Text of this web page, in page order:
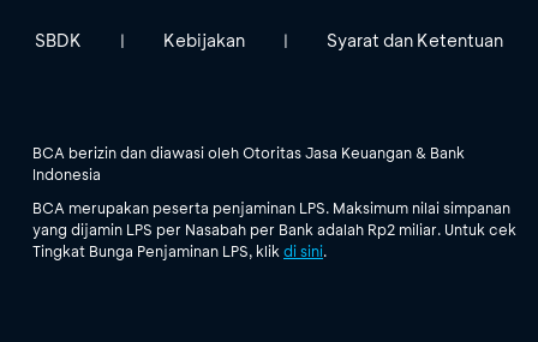
SBDK | Kebijakan | Syarat dan Ketentuan
BCA berizin dan diawasi oleh Otoritas Jasa Keuangan & Bank
Indonesia
BCA merupakan peserta penjaminan LPS. Maksimum nilai simpanan
yang dijamin LPS per Nasabah per Bank adalah Rp2 miliar. Untuk cek
Tingkat Bunga Penjaminan LPS, klik di sini.